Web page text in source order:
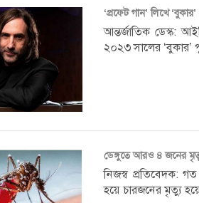
‘প্রফেট গান’ লিখে
আন্তর্জাতিক ডেস্ক:
২০২৩ সালের ‘বুকার’
ডেঙ্গুতে আরও ৪ জনের
নিজস্ব প্রতিবেদক:
হয়ে চারজনের মৃত্যু